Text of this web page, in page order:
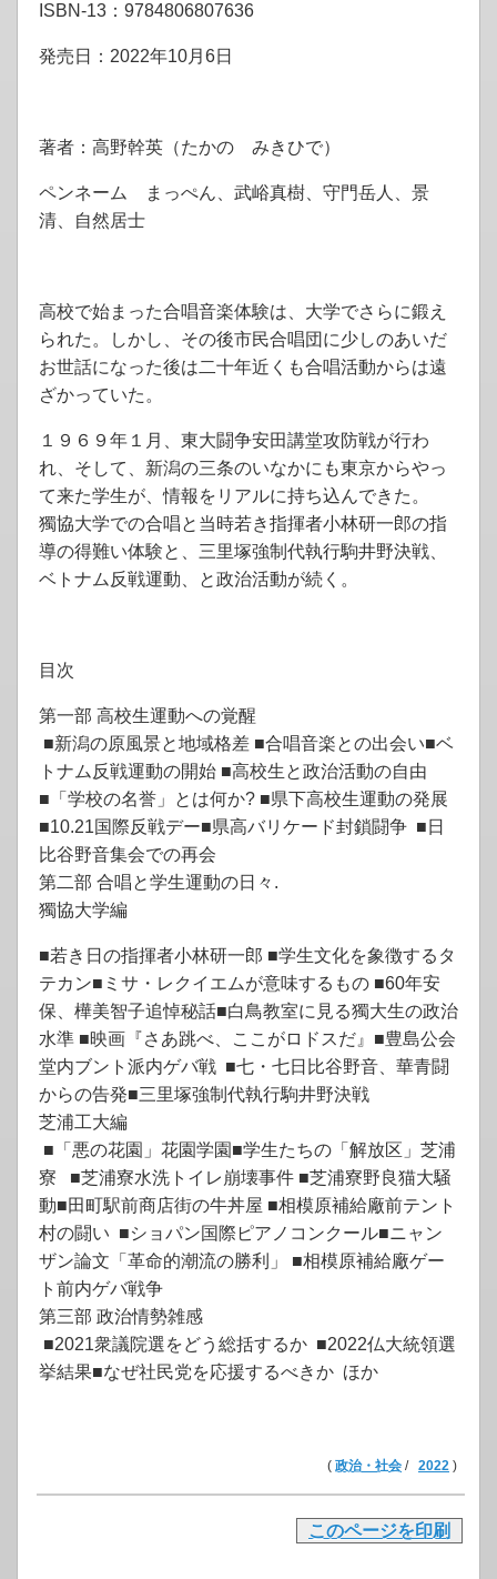
ISBN-13：9784806807636
発売日：2022年10月6日
著者：高野幹英（たかの みきひで）
ペンネーム まっぺん、武峪真樹、守門岳人、景
清、自然居士
高校で始まった合唱音楽体験は、大学でさらに鍛え
られた。しかし、その後市民合唱団に少しのあいだ
お世話になった後は二十年近くも合唱活動からは遠
ざかっていた。
１９６９年１月、東大闘争安田講堂攻防戦が行わ
れ、そして、新潟の三条のいなかにも東京からやっ
て来た学生が、情報をリアルに持ち込んできた。
獨協大学での合唱と当時若き指揮者小林研一郎の指
導の得難い体験と、三里塚強制代執行駒井野決戦、
ベトナム反戦運動、と政治活動が続く。
目次
第一部 高校生運動への覚醒
■新潟の原風景と地域格差 ■合唱音楽との出会い■ベ
トナム反戦運動の開始 ■高校生と政治活動の自由
■「学校の名誉」とは何か? ■県下高校生運動の発展
■10.21国際反戦デー■県高バリケード封鎖闘争 ■日
比谷野音集会での再会
第二部 合唱と学生運動の日々.
獨協大学編
■若き日の指揮者小林研一郎 ■学生文化を象徴するタ
テカン■ミサ・レクイエムが意味するもの ■60年安
保、樺美智子追悼秘話■白鳥教室に見る獨大生の政治
水準 ■映画『さあ跳べ、ここがロドスだ』■豊島公会
堂内ブント派内ゲバ戦 ■七・七日比谷野音、華青闘
からの告発■三里塚強制代執行駒井野決戦
芝浦工大編
■「悪の花園」花園学園■学生たちの「解放区」芝浦
寮 ■芝浦寮水洗トイレ崩壊事件 ■芝浦寮野良猫大騒
動■田町駅前商店街の牛丼屋 ■相模原補給廠前テント
村の闘い ■ショパン国際ピアノコンクール■ニャン
ザン論文「革命的潮流の勝利」 ■相模原補給廠ゲー
ト前内ゲバ戦争
第三部 政治情勢雑感
■2021衆議院選をどう総括するか ■2022仏大統領選
挙結果■なぜ社民党を応援するべきか ほか
( 政治・社会 / 2022 )
このページを印刷